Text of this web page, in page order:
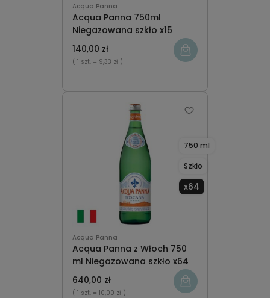
Acqua Panna
Acqua Panna 750ml
Niegazowana szkło x15
140,00 zł
( 1 szt. = 9,33 zł )
Acqua Panna
Acqua Panna z Włoch 750
ml Niegazowana szkło x64
750 ml
Szkło
x64
640,00 zł
( 1 szt. = 10,00 zł )